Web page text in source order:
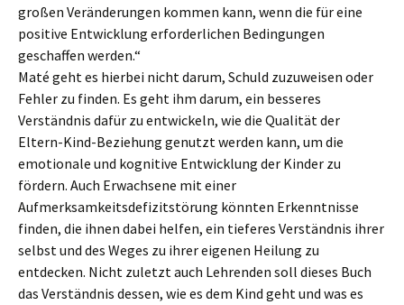
großen Veränderungen kommen kann, wenn die für eine
positive Entwicklung erforderlichen Bedingungen
geschaffen werden.“
Maté geht es hierbei nicht darum, Schuld zuzuweisen oder
Fehler zu finden. Es geht ihm darum, ein besseres
Verständnis dafür zu entwickeln, wie die Qualität der
Eltern-Kind-Beziehung genutzt werden kann, um die
emotionale und kognitive Entwicklung der Kinder zu
fördern. Auch Erwachsene mit einer
Aufmerksamkeitsdefizitstörung könnten Erkenntnisse
finden, die ihnen dabei helfen, ein tieferes Verständnis ihrer
selbst und des Weges zu ihrer eigenen Heilung zu
entdecken. Nicht zuletzt auch Lehrenden soll dieses Buch
das Verständnis dessen, wie es dem Kind geht und was es